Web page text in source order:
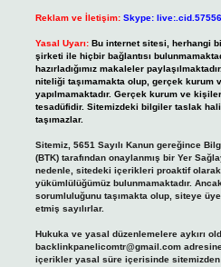
Reklam ve İletişim: Skype:
Yasal Uyarı: Bu internet sitesi, herhangi
şirketi ile hiçbir bağlantısı
hazırladığımız makaleler
niteliği taşımamakta olup, gerçek kurum
yapılmamaktadır. Gerçek kurum ve
tesadüfidir. Sitemizdeki bilgiler taslak
taşımazlar.
Sitemiz, 5651 Sayılı Kanun gereğince
(BTK) tarafından onaylanmış bir Yer
nedenle, sitedeki içerikleri proaktif
yükümlülüğümüz bulunmamaktadır.
sorumluluğunu taşımakta olup, siteye
etmiş sayılırlar.
Hukuka ve yasal düzenlemelere aykırı
backlinkpanelicomtr@gmail.com
içerikler yasal süre içerisinde sitemizden